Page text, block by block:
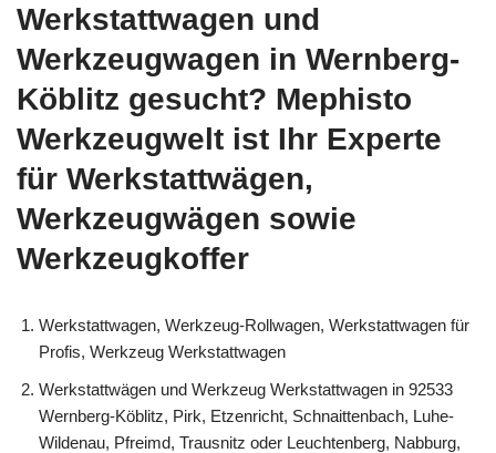
Werkstattwagen und
Werkzeugwagen in Wernberg-
Köblitz gesucht? Mephisto
Werkzeugwelt ist Ihr Experte
für Werkstattwägen,
Werkzeugwägen sowie
Werkzeugkoffer
Werkstattwagen, Werkzeug-Rollwagen, Werkstattwagen für
Profis, Werkzeug Werkstattwagen
Werkstattwägen und Werkzeug Werkstattwagen in 92533
Wernberg-Köblitz, Pirk, Etzenricht, Schnaittenbach, Luhe-
Wildenau, Pfreimd, Trausnitz oder Leuchtenberg, Nabburg,